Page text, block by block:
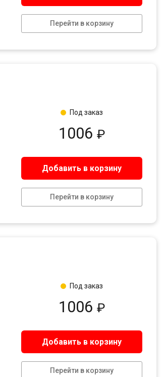
Перейти в корзину
1006 ₽
Добавить в корзину
Перейти в корзину
Под заказ
1006 ₽
Добавить в корзину
Перейти в корзину
Под заказ